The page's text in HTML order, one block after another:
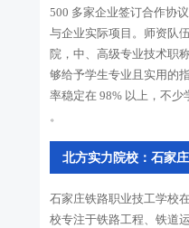
500 多家企业签订合作协
与企业实际项目。师资队
院，中、高级专业技术职
够给予学生专业且实用的
率稳定在 98% 以上，不
。
北方实力院校：石家
石家庄铁路职业技工学校
校专注于铁路工程、铁道